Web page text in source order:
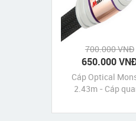
700.000 VNĐ
650.000
Cáp Optical
2.43m - Cáp
M1000 2.43m